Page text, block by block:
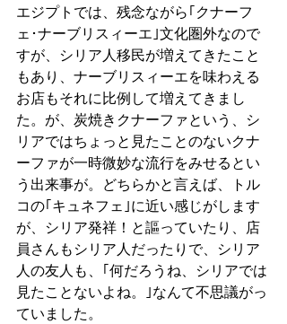
エジプトでは、残念ながら｢クナーフ
ェ･ナーブリスィーエ｣文化圏外なので
すが、シリア人移民が増えてきたこと
もあり、ナーブリスィーエを味わえる
お店もそれに比例して増えてきまし
た。が、炭焼きクナーファという、シ
リアではちょっと見たことのないクナ
ーファが一時微妙な流行をみせるとい
う出来事が。どちらかと言えば、トル
コの｢キュネフェ｣に近い感じがします
が、シリア発祥！と謳っていたり、店
員さんもシリア人だったりで、シリア
人の友人も、｢何だろうね、シリアでは
見たことないよね。｣なんて不思議がっ
ていました。